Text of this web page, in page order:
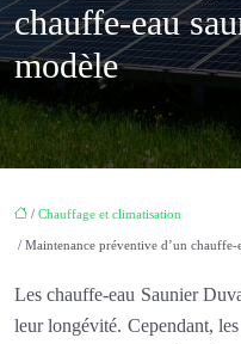
chauffe-eau
modèle
/ Chauffage et climatisation
/ Maintenance préventive d’un
Les chauffe-eau Saunier
leur longévité. Cependant,